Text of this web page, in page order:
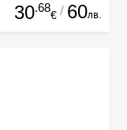
30.68
€ / 60лв.